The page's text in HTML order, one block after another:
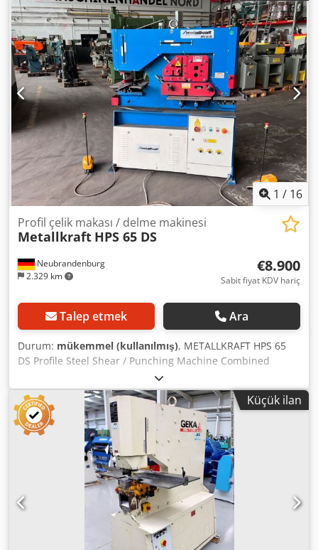
1 / 16
Neubrandenburg
2.329 km
Profil çelik makası / delme makinesi
Metallkraft HPS 65 DS
€8.900
Sabit fiyat KDV hariç
Talep etmek Ara
Durum: mükemmel (kullanılmış), METALLKRAFT HPS 65
DS Profile Steel Shear / Punching Machine Combined
hydraulic profile steel shear and punching machine
featuring a punching station, notching station, and shear
for flat steel, angle steel, and profile steel – allows
simultaneous operation at both the punching station and
profile steel shear. Punching Station: - Punching force: 65 t
- Punching capacity: max Ø 26 x 20 / Ø 57 x 10 mm* -
Throat depth: 305 mm - Stroke length: max. 55 mm -
Strokes per minute: 25 - Working height: 900 mm Bar
Shear: - Cutting capacity round: max. Ø 45 mm* - Cutting
capacity square: max. 45 x 45 mm* Angle Steel Shear: -
Cutting capacity L-profile 90°: 120 x 120 x 12 mm* - Cutting
capacity L-profile 45°: 70 x 10 mm* - Cutting capacity U-
Küçük ilan